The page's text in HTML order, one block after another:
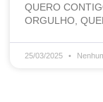
QUERO
ORGULHO,
25/03/2025